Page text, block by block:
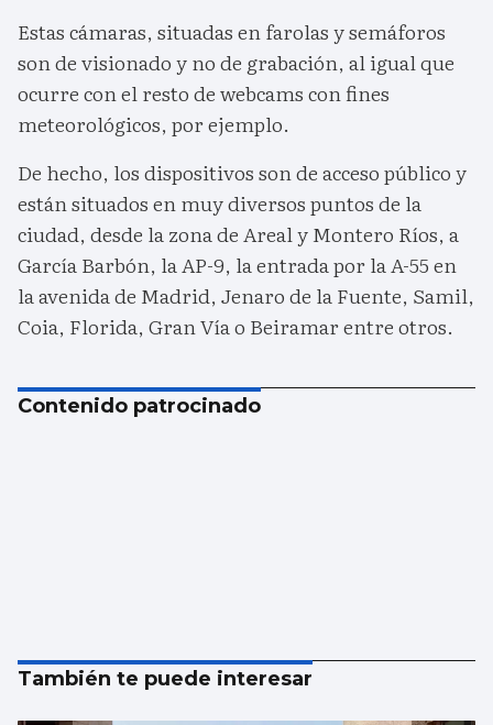
Estas cámaras, situadas en farolas y semáforos
son de visionado y no de grabación, al igual que
ocurre con el resto de webcams con fines
meteorológicos, por ejemplo.
De hecho, los dispositivos son de acceso público y
están situados en muy diversos puntos de la
ciudad, desde la zona de Areal y Montero Ríos, a
García Barbón, la AP-9, la entrada por la A-55 en
la avenida de Madrid, Jenaro de la Fuente, Samil,
Coia, Florida, Gran Vía o Beiramar entre otros.
Contenido patrocinado
También te puede interesar